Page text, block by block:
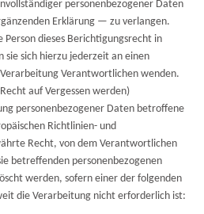
personenbezogener Daten
Erklärung — zu verlangen.
dieses Berichtigungsrecht in
sie sich hierzu jederzeit an einen
Verantwortlichen wenden.
auf Vergessen werden)
personenbezogener Daten betroffene
Richtlinien- und
Recht, von dem Verantwortlichen
betreffenden personenbezogenen
werden, sofern einer der folgenden
die Verarbeitung nicht erforderlich ist: